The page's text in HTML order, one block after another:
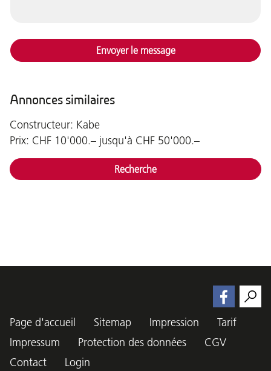
Envoyer le message
Annonces similaires
Constructeur: Kabe
Prix: CHF 10'000.– jusqu'à CHF 50'000.–
Recherche
Page d'accueil Sitemap Impression
Tarif
Impressum
Protection des données
CGV
Contact
Login